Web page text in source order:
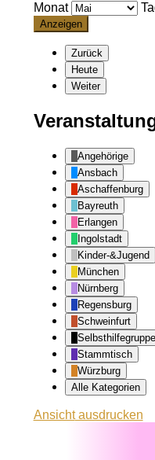
Monat
Zurück
Heute
Weiter
Angehörige
Ansbach
Aschaffenburg
Bayreuth
Erlangen
Ingolstadt
Kinder-&Jugend
München
Nürnberg
Regensburg
Schweinfurt
Selbsthilfegruppe
Stammtisch
Würzburg
Alle Kategorien
Ansichtausdrucken